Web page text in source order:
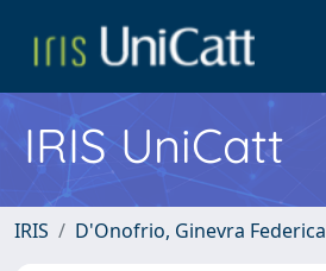
IRIS UniCatt
IRIS D'Onofrio, Ginevra Federica